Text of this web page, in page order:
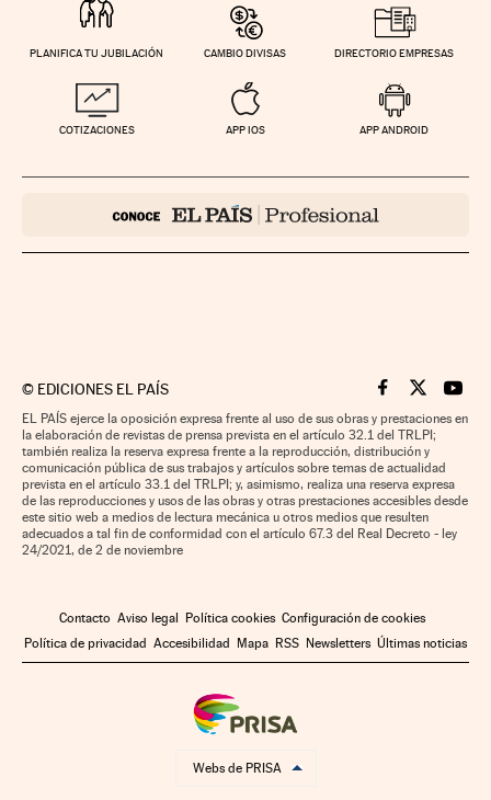
PLANIFICA TU JUBILACIÓN CAMBIO DIVISAS DIRECTORIO EMPRESAS
COTIZACIONES APP IOS APP ANDROID
© EDICIONES EL PAÍS Cinco Días en
Cinco Días
Cinco
EL PAÍS ejerce la oposición expresa frente al uso de sus obras y prestaciones en
la elaboración de revistas de prensa prevista en el artículo 32.1 del TRLPI;
también realiza la reserva expresa frente a la reproducción, distribución y
comunicación pública de sus trabajos y artículos sobre temas de actualidad
prevista en el artículo 33.1 del TRLPI; y, asimismo, realiza una reserva expresa
de las reproducciones y usos de las obras y otras prestaciones accesibles desde
este sitio web a medios de lectura mecánica u otros medios que resulten
adecuados a tal fin de conformidad con el artículo 67.3 del Real Decreto - ley
24/2021, de 2 de noviembre
Contacto Aviso legal Política cookies Configuración de cookies
Política de privacidad Accesibilidad Mapa RSS Newsletters Últimas noticias
Webs de PRISA